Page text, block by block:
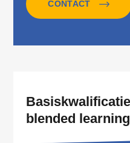
CONTACT
blended learning